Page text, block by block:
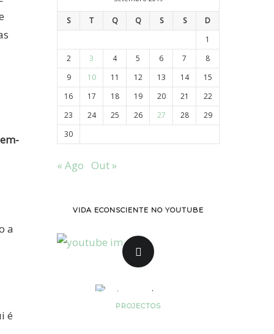
a
é
mudanças eco-conscientes
(webinar)
S T Q Q S S
D
1
2
3 4 5 6 7
8
9
10 11 12 13 14
15
16
17 18 19 20 21
22
23
24 25 26 27 28
29
30
« Ago Out »
VIDA ECONSCIENTE NO YOUTUBE
PROJECTOS